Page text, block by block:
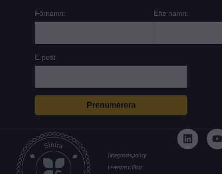
Förnamn: Efternamn:
E-post:
i
n
o
u
Integritetspolicy
Leveransvillkor